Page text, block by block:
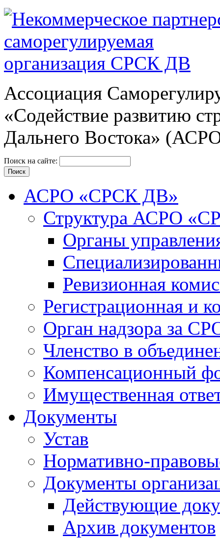
Ассоциация
«Содействие развитию
Дальнего Востока»
Поиск на сайте:
АСРО «СРСК ДВ»
Структура АСРО
Органы
Ревизионная
Регистрационная и
Орган надзора за
Членство в
Компенсационный
Имущественная
Документы
Устав
Нормативно-
Документы
Действующие
Архив документов